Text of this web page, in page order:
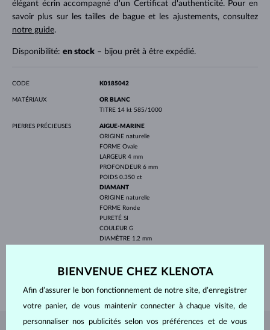
élégant écrin accompagné d'un Certificat d'authenticité. Pour en
savoir plus sur les tailles de bague et les ajustements, consultez
notre guide.
Disponibilité: en stock– bijou prêt à être expédié.
CODE K0185042
MATÉRIAUX
OR BLANC
TITRE 14 kt 585/1000
PIERRES PRÉCIEUSES
AIGUE-MARINE
ORIGINE naturelle
FORME Ovale
LARGEUR 4 mm
PROFONDEUR 6 mm
POIDS 0.350 ct
DIAMANT
ORIGINE naturelle
FORME Ronde
PURETÉ SI
COULEUR G
DIAMÈTRE 1.2 mm
BIENVENUE CHEZ KLENOTA
Afin d’assurer le bon fonctionnement de notre site, d’enregistrer
votre panier, de vous maintenir connecter à chaque visite, de
personnaliser nos publicités selon vos préférences et de vous